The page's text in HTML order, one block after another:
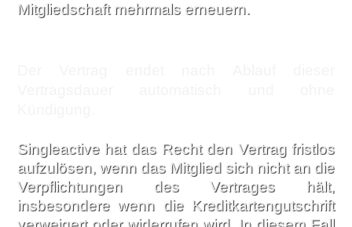
Mitgliedschaft mehrmals erneuern.
Singleactive hat das Recht den Vertrag fristlos
aufzulösen, wenn das Mitglied sich nicht an die
Verpflichtungen des Vertrages hält,
insbesondere wenn die Kreditkartengutschrift